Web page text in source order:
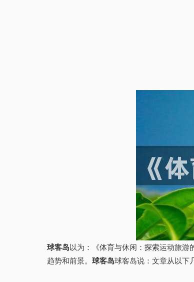
球客岛以为：《体育与休闲：探索运动旅
趋势和前景。球客岛球客岛说：文章从以下